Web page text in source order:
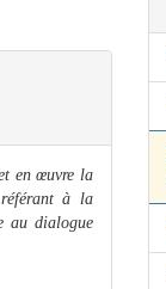
en œuvre la
à la
au dialogue